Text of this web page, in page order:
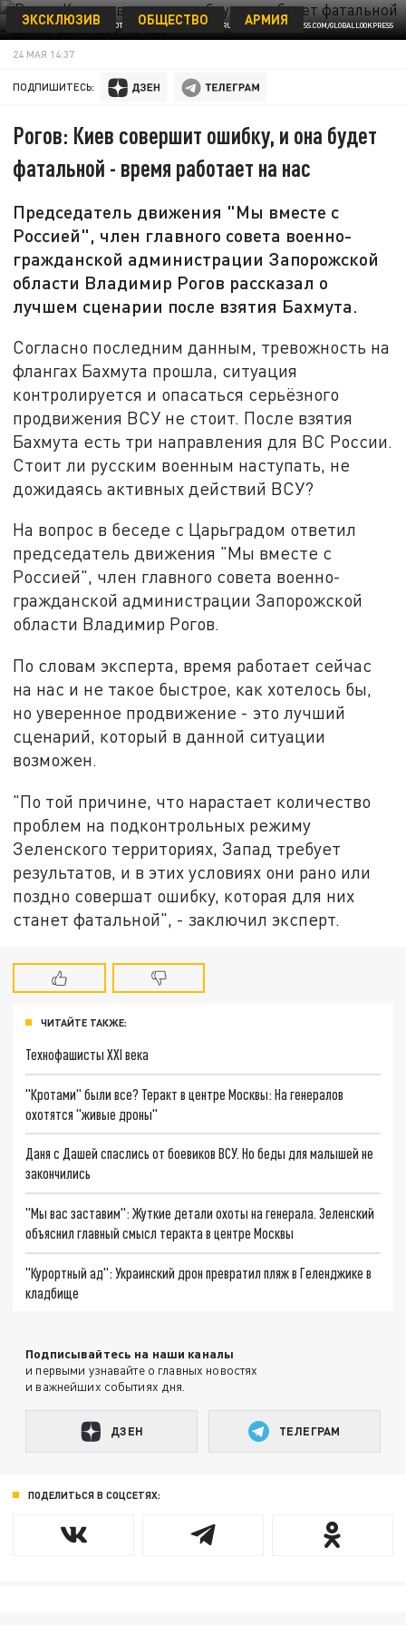
ФОТО: © TSITSAGI NIKITA/NEWS.RU VIA GLOBALLOOKPRESS.COM/GLOBALLOOKPRESS
ЭКСКЛЮЗИВ ОБЩЕСТВО АРМИЯ
24 МАЯ 14:37
ПОДПИШИТЕСЬ:
Рогов: Киев совершит ошибку, и она будет
фатальной - время работает на нас
Председатель движения "Мы вместе с
Россией", член главного совета военно-
гражданской администрации Запорожской
области Владимир Рогов рассказал о
лучшем сценарии после взятия Бахмута.
Согласно последним данным, тревожность на
флангах Бахмута прошла, ситуация
контролируется и опасаться серьёзного
продвижения ВСУ не стоит. После взятия
Бахмута есть три направления для ВС России.
Стоит ли русским военным наступать, не
дожидаясь активных действий ВСУ?
На вопрос в беседе с Царьградом ответил
председатель движения "Мы вместе с
Россией", член главного совета военно-
гражданской администрации Запорожской
области Владимир Рогов.
По словам эксперта, время работает сейчас
на нас и не такое быстрое, как хотелось бы,
но уверенное продвижение - это лучший
сценарий, который в данной ситуации
возможен.
"По той причине, что нарастает количество
проблем на подконтрольных режиму
Зеленского территориях, Запад требует
результатов, и в этих условиях они рано или
поздно совершат ошибку, которая для них
станет фатальной", - заключил эксперт.
ЧИТАЙТЕ ТАКЖЕ:
Технофашисты XXI века
"Кротами" были все? Теракт в центре Москвы: На генералов
охотятся "живые дроны"
Даня с Дашей спаслись от боевиков ВСУ. Но беды для малышей не
закончились
"Мы вас заставим": Жуткие детали охоты на генерала. Зеленский
объяснил главный смысл теракта в центре Москвы
"Курортный ад": Украинский дрон превратил пляж в Геленджике в
кладбище
Подписывайтесь на наши каналы
и первыми узнавайте о главных новостях
и важнейших событиях дня.
ДЗЕН ТЕЛЕГРАМ
ПОДЕЛИТЬСЯ В СОЦСЕТЯХ: